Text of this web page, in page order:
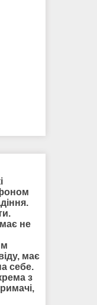
не
має
себе.
з